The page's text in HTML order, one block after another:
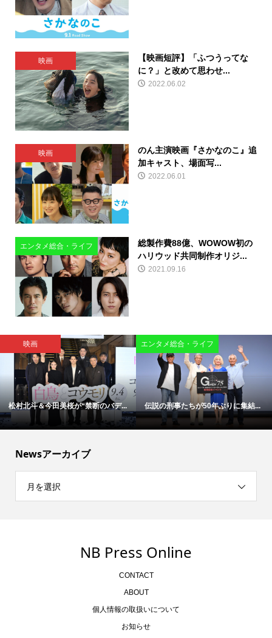
映画
【映画短評】「ふつうってな
に？」と改めて思わせ...
2022.06.02
映画
のん主演映画『さかなのこ』追
加キャスト、場面写...
2022.06.01
エンタメ総合・ライフ
総製作費88億、WOWOW初の
ハリウッド共同制作オリジ...
2021.09.16
映画
松村北斗＆今田美桜が“禁断のバデ...
エンタメ総合・ライフ
伝説の刑事たちが50年ぶりに集結...
Newsアーカイブ
月を選択
NB Press Online
CONTACT
ABOUT
個人情報の取扱いについて
お知らせ